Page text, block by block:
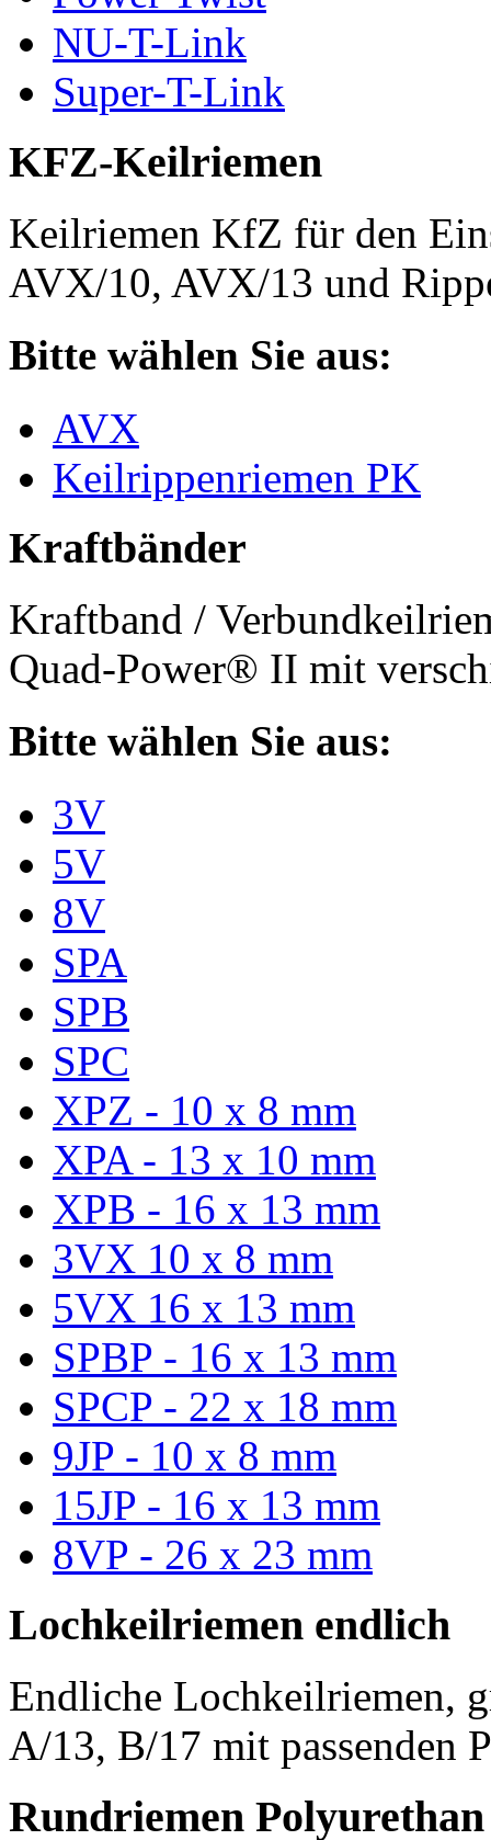
NU-T-Link
Super-T-Link
KFZ-Keilriemen
Keilriemen KfZ für den
AVX/10, AVX/13 und
Bitte wählen Sie aus:
AVX
Keilrippenriemen PK
Kraftbänder
Kraftband /
Quad-Power® II mit
Bitte wählen Sie aus:
3V
5V
8V
SPA
SPB
SPC
XPZ - 10 x 8 mm
XPA - 13 x 10 mm
XPB - 16 x 13 mm
3VX 10 x 8 mm
5VX 16 x 13 mm
SPBP - 16 x 13 mm
SPCP - 22 x 18 mm
9JP - 10 x 8 mm
15JP - 16 x 13 mm
8VP - 26 x 23 mm
Lochkeilriemen endlich
Endliche Lochkeilriemen,
A/13, B/17 mit passenden
Rundriemen Polyurethan